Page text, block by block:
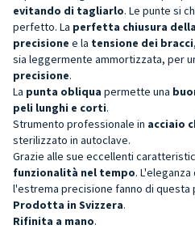
evitando di tagliarlo. Le punte si
perfetto. La perfetta chiusura
precisione e la tensione dei bracci
sia leggermente ammortizzata, per
precisione.
La punta obliqua permette una
peli lunghi e corti.
Strumento professionale in acciaio
sterilizzato in autoclave.
Grazie alle sue eccellenti
funzionalità nel tempo.
l'estrema precisione fanno di questa
Prodotta in Svizzera.
Rifinita a mano.